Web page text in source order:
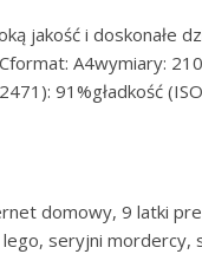
jakość i doskonałe
A4wymiary:
91%gładkość
domowy, 9 latki
seryjni mordercy,